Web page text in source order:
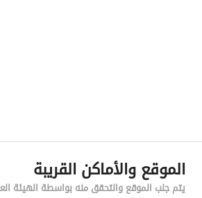
رقم المبنى
7245
الموقع والأماكن القريبة
يتم جلب الموقع والتحقق منه بواسطة الهيئة